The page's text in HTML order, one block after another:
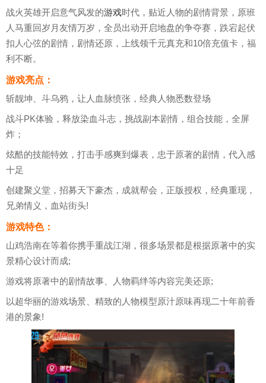
战火英雄开启意气风发的游戏时代，贴近人物的剧情背景，原班
人马重回岁月友情万岁，全员出动开启地盘的争夺赛，跌宕起伏
扣人心弦的剧情，剧情还原，上线领千元真充和10倍充值卡，福
利不断。
游戏亮点：
斩靓坤、斗乌鸦，让人血脉愤张，经典人物悉数登场
战斗PK体验，释放染血斗志，挑战副本剧情，组合技能，全屏
炸；
炫酷的技能特效，打击手感爽到爆表，忠于原著的剧情，代入感
十足
创建聚义堂，招募天下豪杰，成就帮会，正版授权，经典重现，
兄弟情义，血站街头!
游戏特色：
山鸡浩南在等着你携手重战江湖，很多场景都是根据原著中的实
景精心设计而成;
游戏将原著中的剧情故事、人物羁绊等内容完美还原;
以超华丽的游戏场景、精致的人物模型原汁原味再现二十年前香
港的景象!